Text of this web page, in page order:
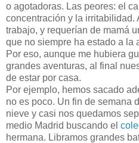
o agotadoras. Las peores: el
concentración y la irritabilidad.
trabajo, y requerían de mamá
que no siempre ha estado a la
Por eso, aunque me hubiera
grandes aventuras, al final
de estar por casa.
Por ejemplo, hemos sacado
no es poco. Un fin de semana
nieve y casi nos quedamos
medio Madrid buscando el
hermana. Libramos grandes